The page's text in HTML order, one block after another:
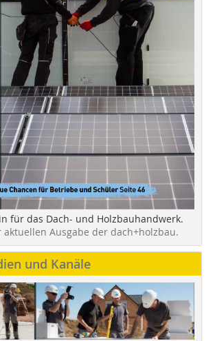
für das Dach- und Holzbauhandwerk.
aktuellen Ausgabe der dach+holzbau.
und Kanäle